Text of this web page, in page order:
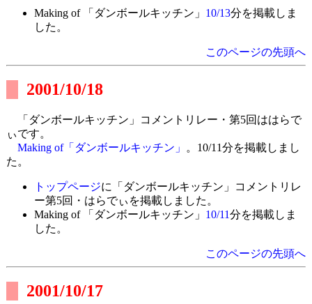
Making of 「ダンボールキッチン」 10/13分を掲載しま
した。
このページの先頭へ
2001/10/18
「ダンボールキッチン」コメントリレー・第5回ははらで
ぃです。
Making of「ダンボールキッチン」
。10/11分を掲載しまし
た。
トップページに「ダンボールキッチン」コメントリレ
ー第5回・はらでぃを掲載しました。
Making of 「ダンボールキッチン」 10/11分を掲載しま
した。
このページの先頭へ
2001/10/17